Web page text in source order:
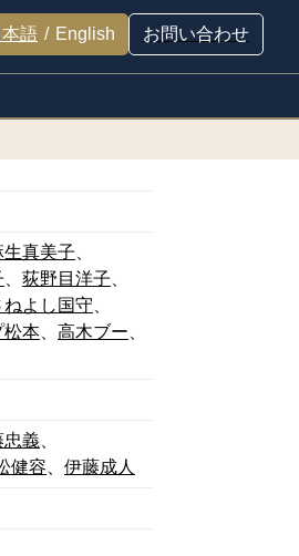
本語 / English お問い合わせ
生真美子
荻野目洋子
ねよし国守
松本
高木ブー
忠義
健容 伊藤成人